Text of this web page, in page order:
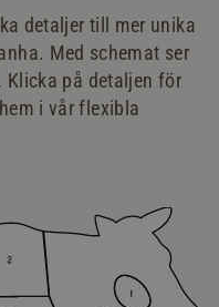
detaljer till mer unika
Med schemat ser
Klicka på detaljen för
i vår flexibla